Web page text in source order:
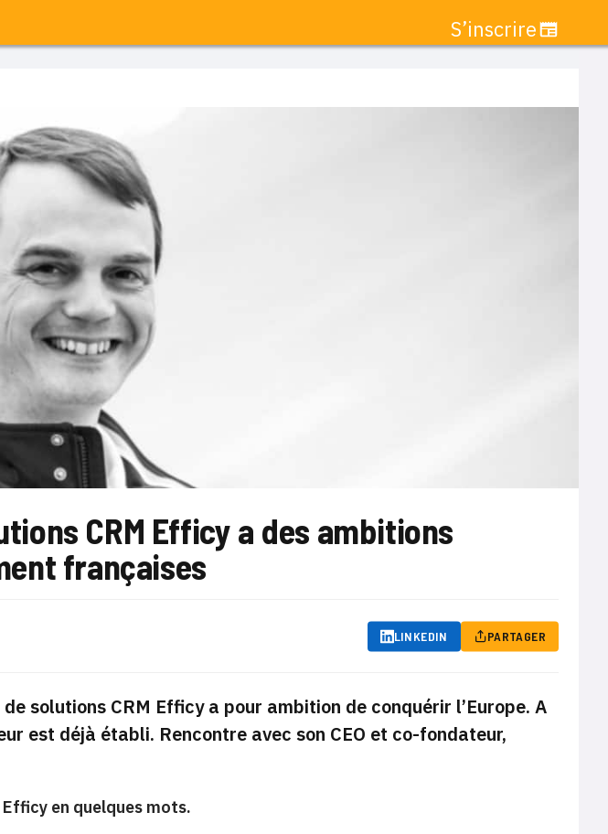
S’inscrire
CRM Efficy a des ambitions
françaises
LINKEDIN PARTAGER
solutions CRM Efficy a pour ambition de conquérir l’Europe. A
est déjà établi. Rencontre avec son CEO et co-fondateur,
en quelques mots.